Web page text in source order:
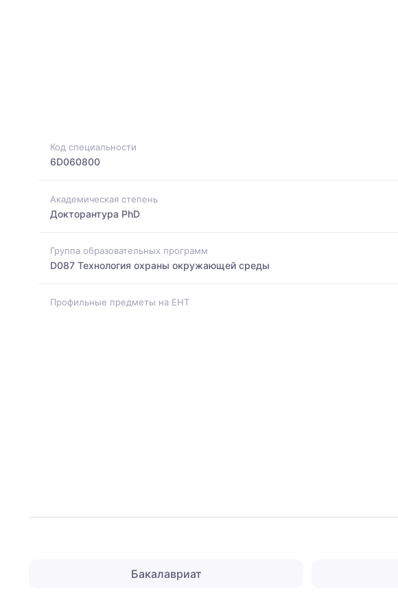
Код специальности
6D060800
Академическая степень
Докторантура PhD
Группа образовательных программ
D087 Технология охраны окружающей среды
Профильные предметы на ЕНТ
Бакалавриат